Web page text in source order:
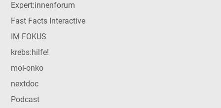
Expert:innenforum
Fast Facts Interactive
IM FOKUS
krebs:hilfe!
mol-onko
nextdoc
Podcast